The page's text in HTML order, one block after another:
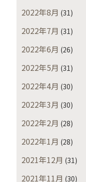
2022年8月 (31)
2022年7月 (31)
2022年6月 (26)
2022年5月 (31)
2022年4月 (30)
2022年3月 (30)
2022年2月 (28)
2022年1月 (28)
2021年12月 (31)
2021年11月 (30)